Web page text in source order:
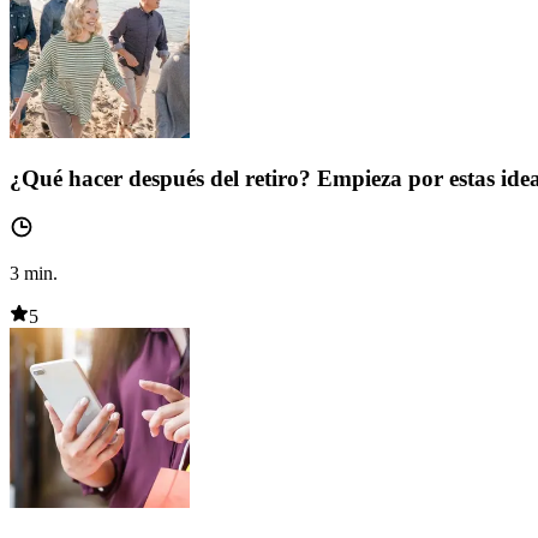
¿Qué hacer después del retiro? Empieza por estas
3 min.
5